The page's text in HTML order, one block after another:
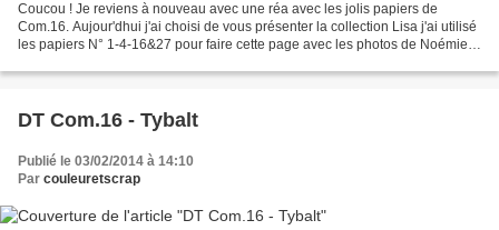
Coucou ! Je reviens à nouveau avec une réa avec les jolis papiers de
Com.16. Aujour'dhui j'ai choisi de vous présenter la collection Lisa j'ai utilisé
les papiers N° 1-4-16&27 pour faire cette page avec les photos de Noémie
DT Com.16 - Tybalt
Publié le 03/02/2014 à 14:10
Par couleuretscrap